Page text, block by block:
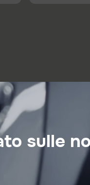
sulle